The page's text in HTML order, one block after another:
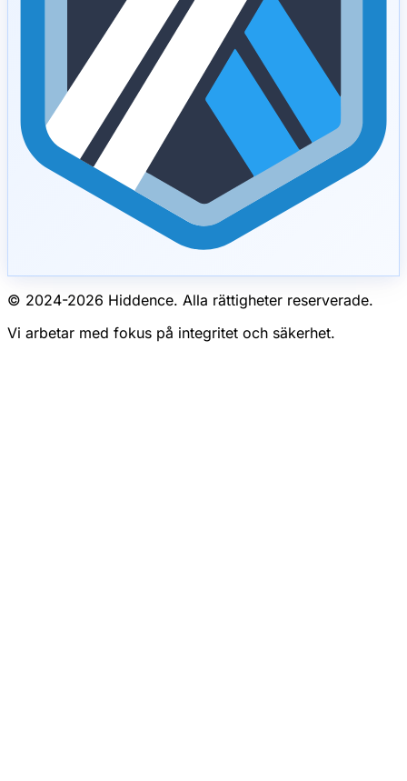
© 2024-2026 Hiddence. Alla rättigheter reserverade.
Vi arbetar med fokus på integritet och säkerhet.